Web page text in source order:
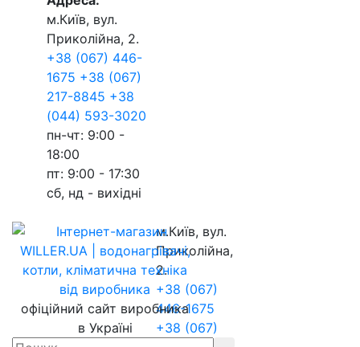
м.Київ, вул.
Приколійна, 2.
+38 (067) 446-
1675 +38 (067)
217-8845 +38
(044) 593-3020
пн-чт: 9:00 -
18:00
пт: 9:00 - 17:30
сб, нд - вихідні
м.Київ, вул.
Приколійна,
2.
+38 (067)
446-1675
+38 (067)
офіційний сайт виробника
в Україні